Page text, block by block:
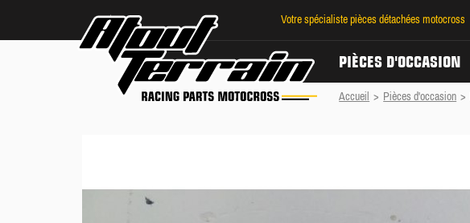
Votre spécialiste pièces détachées motocross
PIÈCES D'OCCASION
Accueil > Pièces d'occasion >